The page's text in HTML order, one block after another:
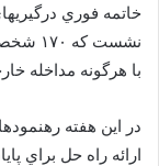
خاتمه فوري
با هرگونه مداخله
در اين هفته
ارائه راه حل براي